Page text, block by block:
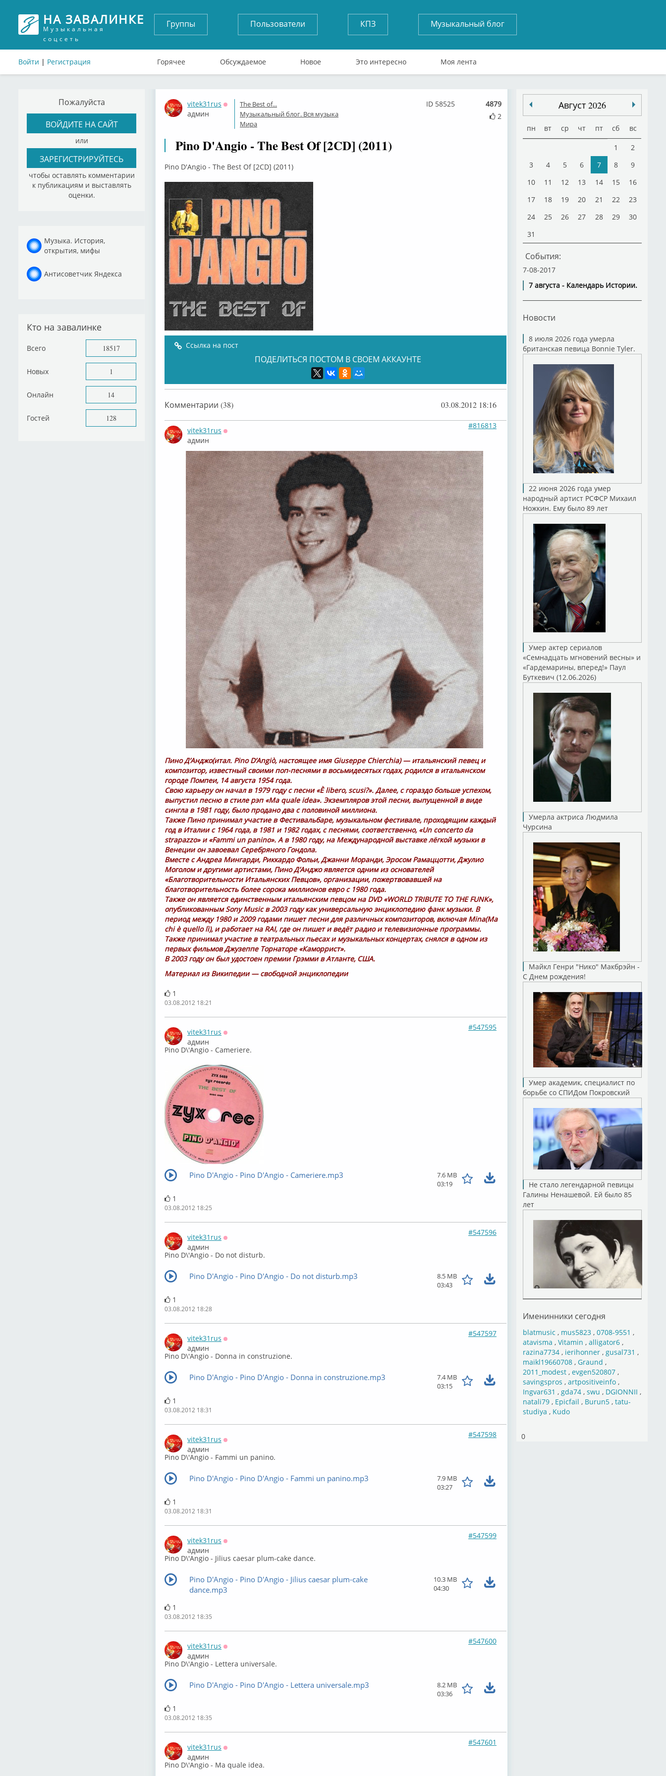
НА ЗАВАЛИНКЕ
Музыкальная
соцсеть
Войти | Регистрация
Группы Пользователи КПЗ Музыкальный блог
Горячее Обсуждаемое Новое Это интересно Моя лента
Пожалуйста
ВОЙДИТЕ НА САЙТ
или
ЗАРЕГИСТРИРУЙТЕСЬ
чтобы оставлять комментарии
к публикациям и выставлять
оценки.
Музыка. История,
открытия, мифы
Антисоветчик Яндекса
Кто на завалинке
Всего 18517
Новых 1
Онлайн 14
Гостей 128
vitek31rus
Оффлайн
админ
The Best of...
Музыкальный блог. Вся музыка
Мира
4879
2
ID 58525
Pino D'Angio - The Best Of [2CD] (2011)
Pino D'Angio - The Best Of [2CD] (2011)
Ссылка на пост
ПОДЕЛИТЬСЯ ПОСТОМ В СВОЕМ АККАУНТЕ
Комментарии (38) 03.08.2012 18:16
vitek31rus
админ
#816813
Пино Д’Анджо(итал. Pino D’Angiò, настоящее имя Giuseppe Chierchia) — итальянский певец и
композитор, известный своими поп-песнями в восьмидесятых годах, родился в итальянском
городе Помпеи, 14 августа 1954 года.
Свою карьеру он начал в 1979 году с песни «È libero, scusi?». Далее, с гораздо больше успехом,
выпустил песню в стиле рэп «Ma quale idea». Экземпляров этой песни, выпущенной в виде
сингла в 1981 году, было продано два с половиной миллиона.
Также Пино принимал участие в Фестивальбаре, музыкальном фестивале, проходящим каждый
год в Италии с 1964 года, в 1981 и 1982 годах, с песнями, соответственно, «Un concerto da
strapazzo» и «Fammi un panino». А в 1980 году, на Международной выставке лёгкой музыки в
Венеции он завоевал Серебряного Гондола.
Вместе с Андреа Мингарди, Риккардо Фольи, Джанни Моранди, Эросом Рамаццотти, Джулио
Моголом и другими артистами, Пино Д’Анджо является одним из основателей
«Благотворительности Итальянских Певцов», организации, пожертвовавшей на
благотворительность более сорока миллионов евро с 1980 года.
Также он является единственным итальянским певцом на DVD «WORLD TRIBUTE TO THE FUNK»,
опубликованным Sony Music в 2003 году как универсальную энциклопедию фанк музыки. В
период между 1980 и 2009 годами пишет песни для различных композиторов, включая Mina(Ma
chi è quello lì), и работает на RAI, где он пишет и ведёт радио и телевизионные программы.
Также принимал участие в театральных пьесах и музыкальных концертах, снялся в одном из
первых фильмов Джузеппе Торнаторе «Каморрист».
В 2003 году он был удостоен премии Грэмми в Атланте, США.
Материал из Википедии — свободной энциклопедии
1
03.08.2012 18:21
vitek31rus
админ
#547595
Pino D\'Angio - Cameriere.
Pino D'Angio - Pino D'Angio - Cameriere.mp3
7.6 MB
03:19
1
03.08.2012 18:25
vitek31rus
админ
#547596
Pino D\'Angio - Do not disturb.
Pino D'Angio - Pino D'Angio - Do not disturb.mp3
8.5 MB
03:43
1
03.08.2012 18:28
vitek31rus
админ
#547597
Pino D\'Angio - Donna in construzione.
Pino D'Angio - Pino D'Angio - Donna in construzione.mp3
7.4 MB
03:15
1
03.08.2012 18:31
vitek31rus
админ
#547598
Pino D\'Angio - Fammi un panino.
Pino D'Angio - Pino D'Angio - Fammi un panino.mp3
7.9 MB
03:27
1
03.08.2012 18:31
vitek31rus
админ
#547599
Pino D\'Angio - Jilius caesar plum-cake dance.
Pino D'Angio - Pino D'Angio - Jilius caesar plum-cake
dance.mp3
10.3 MB
04:30
1
03.08.2012 18:35
vitek31rus
админ
#547600
Pino D\'Angio - Lettera universale.
Pino D'Angio - Pino D'Angio - Lettera universale.mp3
8.2 MB
03:36
1
03.08.2012 18:35
vitek31rus
админ
#547601
Pino D\'Angio - Ma quale idea.
Август 2026
пн вт ср чт пт сб вс
1
2
3
4 5 6 7 8
9
10
11 12 13 14 15
16
17
18 19 20 21 22
23
24
25 26 27 28 29
30
31
События:
7-08-2017
7 августа - Календарь Истории.
Новости
8 июля 2026 года умерла
британская певица Bonnie Tyler.
22 июня 2026 года умер
народный артист РСФСР Михаил
Ножкин. Ему было 89 лет
Умер актер сериалов
«Семнадцать мгновений весны» и
«Гардемарины, вперед!» Паул
Буткевич (12.06.2026)
Умерла актриса Людмила
Чурсина
Майкл Генри "Нико" Макбрэйн -
С Днем рождения!
Умер академик, специалист по
борьбе со СПИДом Покровский
Не стало легендарной певицы
Галины Ненашевой. Ей было 85
лет
Именинники сегодня
blatmusic , mus5823, 0708-9551 ,
atavisma , Vitamin , alligator6,
razina7734, ierihonner, gusal731 ,
maikl19660708, Graund ,
2011_modest, evgen520807,
savingspros , artpositiveinfo,
Ingvar631 , gda74, swu , DGIONNII ,
natali79, Epicfail , Burun5, tatu-
studiya , Kudo
0